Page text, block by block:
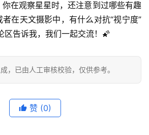
你在观察星星时，还注意到过哪些有趣
在天文摄影中，有什么对抗“视宁度”
区告诉我，我们一起交流！🌠
，已由人工审核校验，仅供参考。
赞 (0)